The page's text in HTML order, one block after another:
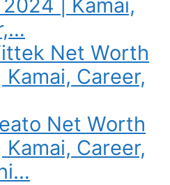
| Kamai,
Net Worth
Career,
Net Worth
Career,